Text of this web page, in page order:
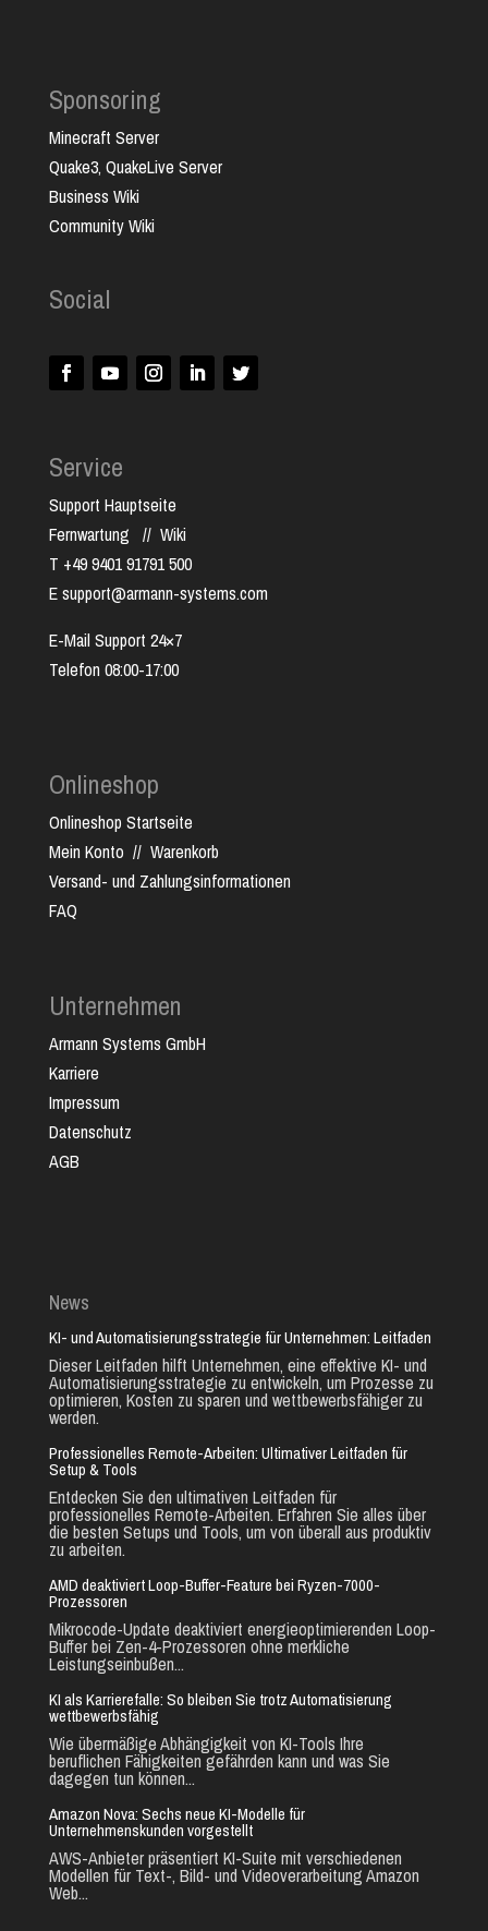
Sponsoring
Minecraft Server
Quake3, QuakeLive Server
Business Wiki
Community Wiki
Social
Service
Support Hauptseite
Fernwartung // Wiki
T +49 9401 91791 500
E support@armann-systems.com
E-Mail Support 24×7
Telefon 08:00-17:00
Onlineshop
Onlineshop Startseite
Mein Konto // Warenkorb
Versand- und Zahlungsinformationen
FAQ
Unternehmen
Armann Systems GmbH
Karriere
Impressum
Datenschutz
AGB
News
KI- und Automatisierungsstrategie für Unternehmen: Leitfaden
Dieser Leitfaden hilft Unternehmen, eine effektive KI- und
Automatisierungsstrategie zu entwickeln, um Prozesse zu
optimieren, Kosten zu sparen und wettbewerbsfähiger zu
werden.
Professionelles Remote-Arbeiten: Ultimativer Leitfaden für
Setup & Tools
Entdecken Sie den ultimativen Leitfaden für
professionelles Remote-Arbeiten. Erfahren Sie alles über
die besten Setups und Tools, um von überall aus produktiv
zu arbeiten.
AMD deaktiviert Loop-Buffer-Feature bei Ryzen-7000-
Prozessoren
Mikrocode-Update deaktiviert energieoptimierenden Loop-
Buffer bei Zen-4-Prozessoren ohne merkliche
Leistungseinbußen...
KI als Karrierefalle: So bleiben Sie trotz Automatisierung
wettbewerbsfähig
Wie übermäßige Abhängigkeit von KI-Tools Ihre
beruflichen Fähigkeiten gefährden kann und was Sie
dagegen tun können...
Amazon Nova: Sechs neue KI-Modelle für
Unternehmenskunden vorgestellt
AWS-Anbieter präsentiert KI-Suite mit verschiedenen
Modellen für Text-, Bild- und Videoverarbeitung Amazon
Web...